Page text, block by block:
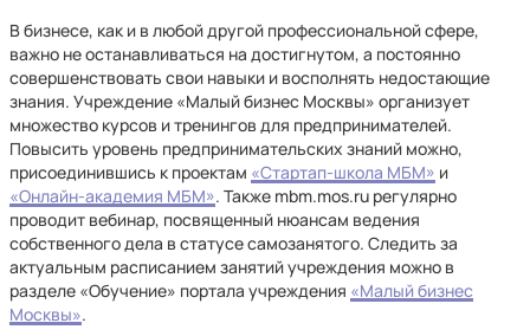
В бизнесе, как и в любой другой профессиональной сфере,
важно не останавливаться на достигнутом, а постоянно
совершенствовать свои навыки и восполнять недостающие
знания. Учреждение «Малый бизнес Москвы» организует
множество курсов и тренингов для предпринимателей.
Повысить уровень предпринимательских знаний можно,
присоединившись к проектам «Стартап-школа МБМ» и
«Онлайн-академия МБМ». Также mbm.mos.ru регулярно
проводит вебинар, посвященный нюансам ведения
собственного дела в статусе самозанятого. Следить за
актуальным расписанием занятий учреждения можно в
разделе «Обучение» портала учреждения «Малый бизнес
Москвы».